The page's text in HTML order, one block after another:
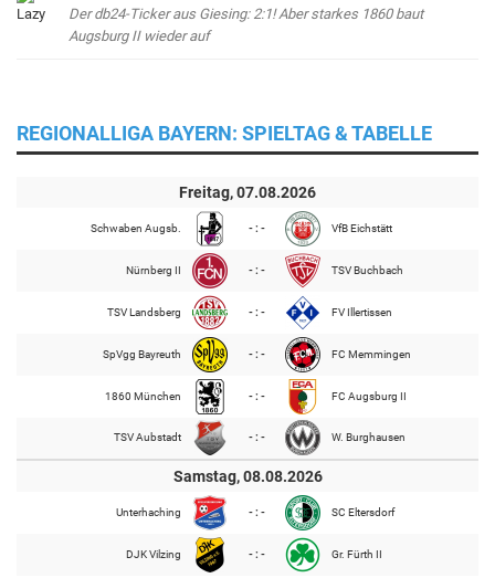
Der db24-Ticker aus Giesing: 2:1! Aber starkes 1860 baut
Augsburg II wieder auf
REGIONALLIGA BAYERN: SPIELTAG & TABELLE
Freitag, 07.08.2026
Schwaben Augsb. - : - VfB Eichstätt
Nürnberg II - : - TSV Buchbach
TSV Landsberg - : - FV Illertissen
SpVgg Bayreuth - : - FC Memmingen
1860 München - : - FC Augsburg II
TSV Aubstadt - : - W. Burghausen
Samstag, 08.08.2026
Unterhaching - : - SC Eltersdorf
DJK Vilzing - : - Gr. Fürth II